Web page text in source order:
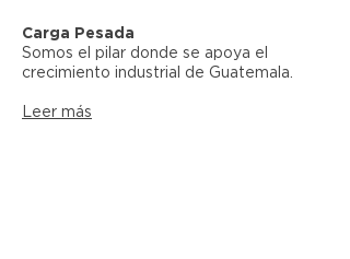
Carga Pesada
Somos el pilar donde se apoya el
crecimiento industrial de Guatemala.
Leer más